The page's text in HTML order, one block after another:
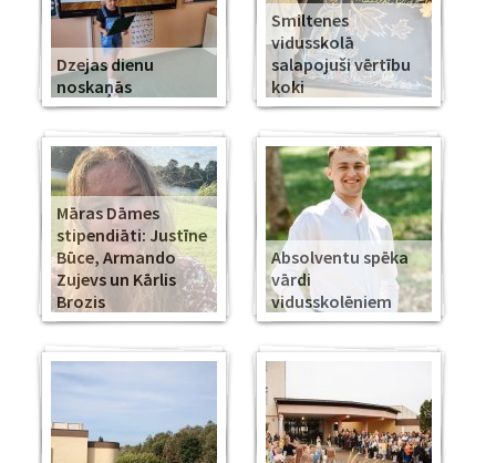
Dzejas dienu
noskaņās
Smiltenes
vidusskolā
salapojuši vērtību
koki
Māras Dāmes
stipendiāti: Justīne
Būce, Armando
Zujevs un Kārlis
Brozis
Absolventu spēka
vārdi
vidusskolēniem